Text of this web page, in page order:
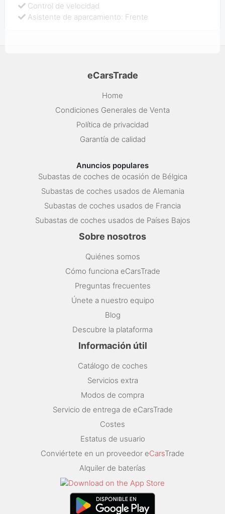
Control de velocidad
Asistente de aparcamiento: Frente
eCarsTrade
Home
Condiciones Generales de Venta
Política de privacidad
Garantía de calidad
Anuncios populares
Subastas de coches de ocasión de Bélgica
Subastas de coches usados de Alemania
Subastas de coches usados de Francia
Subastas de coches usados de Países Bajos
Sobre nosotros
Quiénes somos
Cómo funciona eCarsTrade
Preguntas frecuentes
Únete a nuestro equipo
Blog
Descubre la plataforma
Información útil
Catálogo de coches
Servicios extra
Modos de compra
Servicio de entrega de eCarsTrade
Costes
Estatus de usuario
Conviértete en un proveedor eCarsTrade
Alquiler de baterías